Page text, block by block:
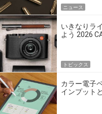
ニュース
いきなりラ
よう 2026
トピックス
カラー電子
インプット